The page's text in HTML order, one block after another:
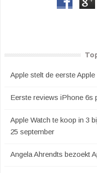
Apple stelt de eerste
Eerste reviews iPhone 6s
Apple Watch te koop in 3
25 september
Angela Ahrendts bezoekt